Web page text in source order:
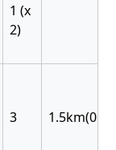
1 (x
2)
3